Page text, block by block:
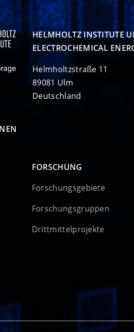
HELMHOLTZ INSTITUTE
ELECTROCHEMICAL
Helmholtzstraße 11
89081 Ulm
Deutschland
FORSCHUNG
Forschungsgebiete
Forschungsgruppen
Drittmittelprojekte